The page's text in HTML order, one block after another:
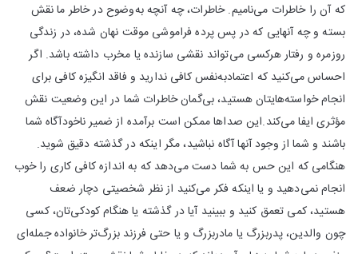
که آن را خاطرات می‌نامیم. خاطرات، چه آنچه به‌وضوح در خاطر ما نقش
بسته و چه آنهایی که در پس پرده فراموشی موقت نهان شده، در زندگی
روزمره و رفتار هرکسی می‌تواند نقشی سازنده یا مخرب داشته باشد. اگر
احساس می‌کنید که اعتمادبه‌نفس کافی ندارید و فاقد انگیزه کافی برای
انجام خواسته‌هایتان هستید، بی‌گمان خاطرات شما در این وضعیت نقش
مؤثری ایفا می‌کند.این صداها ممکن است برآمده از ضمیر ناخود‌آگاه شما
باشند و شما از وجود آنها آگاه نباشید، مگر اینکه در گذشته دقیق شوید.
هنگامی که این حس به شما دست می‌دهد که به اندازه کافی کاری را خوب
انجام نمی‌دهید و یا اینکه فکر می‌کنید از نظر شخصیتی دچار ضعف
هستید، کمی تعمق کنید و ببینید آیا در گذشته یا هنگام کودکی‌تان، کسی
چون والدین، پدربزرگ یا مادر‌بزرگ و یا حتی فرزند بزرگ‌تر خانواده جمله‌ای